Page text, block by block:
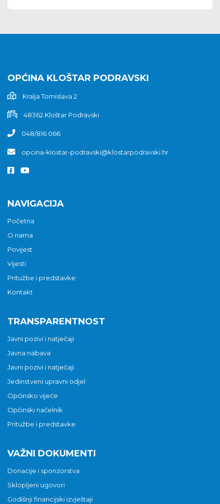
OPĆINA KLOŠTAR PODRAVSKI
Kralja Tomislava 2
48362 Kloštar Podravski
048/816 066
opcina-klostar-podravski@klostarpodravski.hr
NAVIGACIJA
Početna
O nama
Povijest
Vijesti
Pritužbe i predstavke
Kontakt
TRANSPARENTNOST
Javni pozivi i natječaji
Javna nabava
Javni pozivi i natječaji
Jedinstveni upravni odjel
Općinsko vijeće
Općinski načelnik
Pritužbe i predstavke
VAŽNI DOKUMENTI
Donacije i sponzorstva
Sklopljeni ugovori
Godišnji financijski izvještaji